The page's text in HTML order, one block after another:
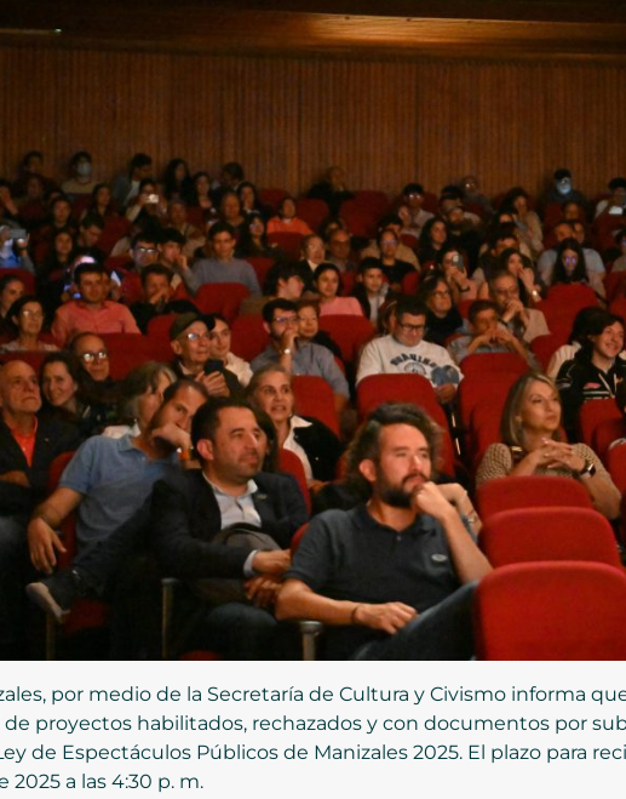
por medio de la Secretaría de Cultura y Civismo informa
proyectos habilitados, rechazados y con documentos por
de Espectáculos Públicos de Manizales 2025. El plazo para
2025 a las 4:30 p. m.